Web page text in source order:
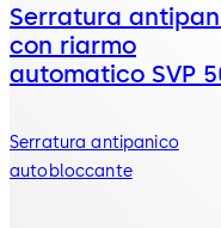
Serratura
con riarmo
automatico SVP
Serratura antipanico
autobloccante